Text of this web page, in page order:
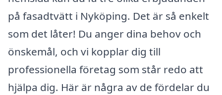
på fasadtvätt i Nyköping. Det är så enkelt
som det låter! Du anger dina behov och
önskemål, och vi kopplar dig till
professionella företag som står redo att
hjälpa dig. Här är några av de fördelar du